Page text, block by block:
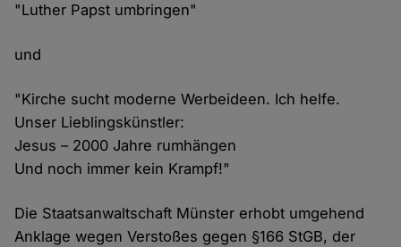
"Luther Papst umbringen"
und
"Kirche sucht moderne Werbeideen. Ich helfe.
Unser Lieblingskünstler:
Jesus – 2000 Jahre rumhängen
Und noch immer kein Krampf!"
Die Staatsanwaltschaft Münster erhobt umgehend
Anklage wegen Verstoßes gegen §166 StGB, der